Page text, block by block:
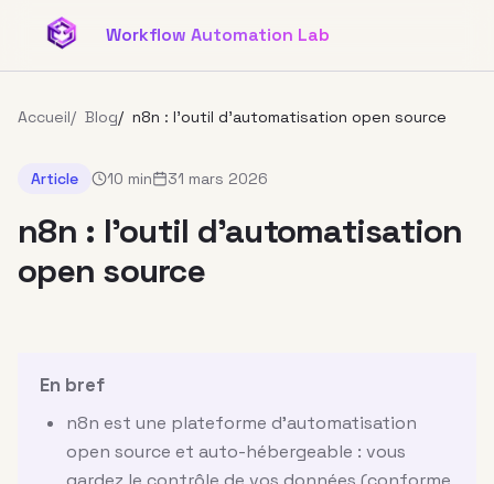
Aller au contenu principal
Workflow Automation Lab
Accueil/ Blog/ n8n : l’outil d’automatisation open source
Article 10 min 31 mars 2026
n8n : l’outil d’automatisation
open source
En bref
n8n est une plateforme d'automatisation
open source et auto-hébergeable : vous